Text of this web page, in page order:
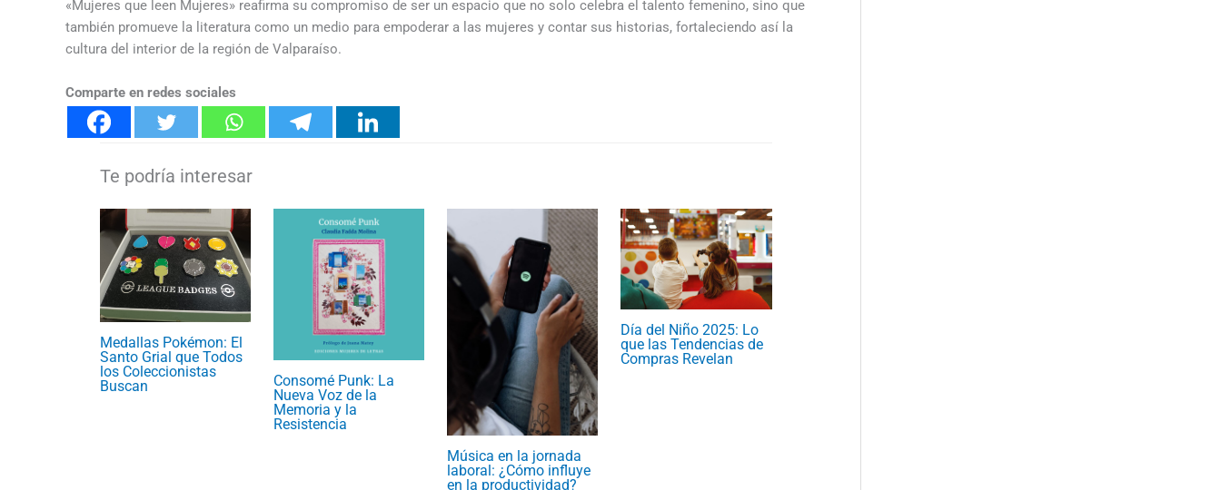
«Mujeres que leen Mujeres» reafirma su compromiso de ser un espacio que no solo celebra el talento femenino, sino que
también promueve la literatura como un medio para empoderar a las mujeres y contar sus historias, fortaleciendo así la
cultura del interior de la región de Valparaíso.
Comparte en redes sociales
Medallas Pokémon: El
Santo Grial que Todos
los Coleccionistas
Buscan
Consomé Punk: La
Nueva Voz de la
Memoria y la
Resistencia
Música en la jornada
laboral: ¿Cómo influye
en la productividad?
Día del Niño 2025: Lo
que las Tendencias de
Compras Revelan